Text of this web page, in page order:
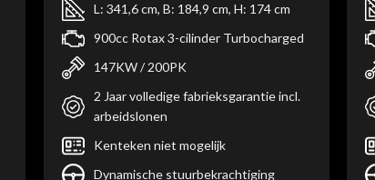
L: 341,6 cm, B: 184,9 cm, H: 174 cm
900cc Rotax 3-cilinder Turbocharged
147KW / 200PK
2 Jaar volledige fabrieksgarantie incl.
arbeidslonen
Kenteken niet mogelijk
Dynamische stuurbekrachtiging